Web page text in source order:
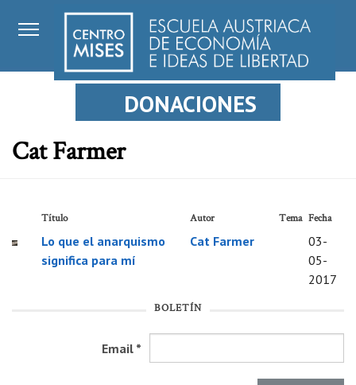
DONACIONES
Cat Farmer
Título Autor Tema Fecha
Lo que el anarquismo
significa para mí
Cat Farmer
03-
05-
2017
BOLETÍN
Email *